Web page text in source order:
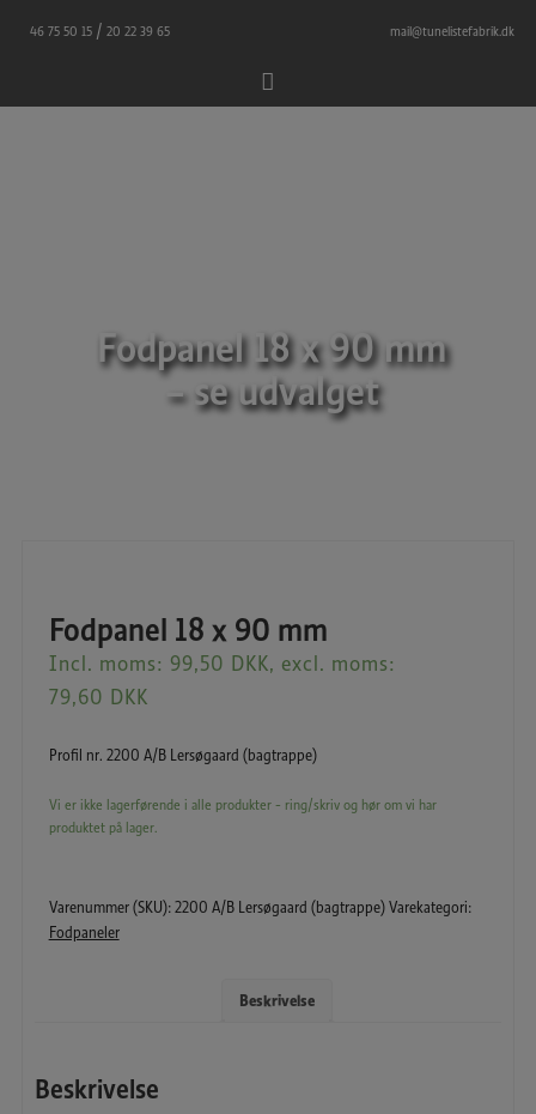
46 75 50 15/ 20 22 39 65 mail@tunelistefabrik.dk
Fodpanel 18 x 90 mm
– se udvalget
Fodpanel 18 x 90 mm
Incl. moms: 99,50 DKK, excl. moms:
79,60 DKK
Profil nr. 2200 A/B Lersøgaard (bagtrappe)
Vi er ikke lagerførende i alle produkter - ring/skriv og hør om vi har
produktet på lager.
Varenummer (SKU):2200 A/B Lersøgaard (bagtrappe)Varekategori:
Fodpaneler
Beskrivelse
Beskrivelse